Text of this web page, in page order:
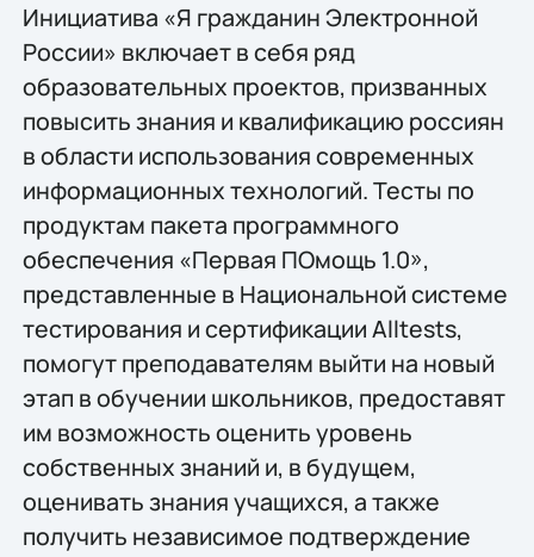
Инициатива «Я гражданин Электронной
России» включает в себя ряд
образовательных проектов, призванных
повысить знания и квалификацию россиян
в области использования современных
информационных технологий. Тесты по
продуктам пакета программного
обеспечения «Первая ПОмощь 1.0»,
представленные в Национальной системе
тестирования и сертификации Alltests,
помогут преподавателям выйти на новый
этап в обучении школьников, предоставят
им возможность оценить уровень
собственных знаний и, в будущем,
оценивать знания учащихся, а также
получить независимое подтверждение